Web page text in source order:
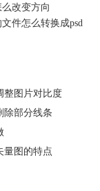
改变方向
件怎么转换成psd
整图片对比度
除部分线条
量图的特点